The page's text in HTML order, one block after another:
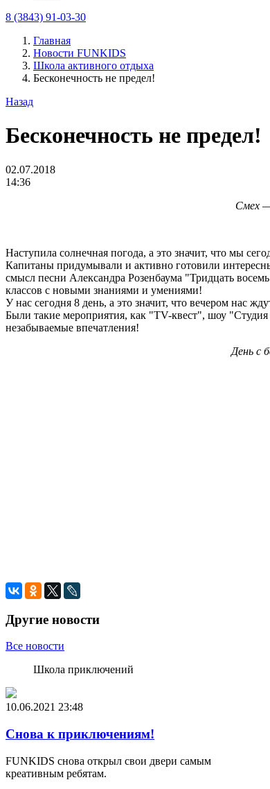
8 (3843) 91-03-30
Главная
Новости FUNKIDS
Школа активного отдыха
Бесконечность не предел!
Назад
Бесконечность не предел!
02.07.2018
14:36
Смех —
Наступила солнечная погода, а это значит, что мы
Капитаны придумывали и активно готовили
смысл песни Александра Розенбаума "Тридцать
классов с новыми знаниями и умениями!
У нас сегодня 8 день, а это значит, что вечером нас
Были такие мероприятия, как "TV-квест", шоу
незабываемые впечатления!
День с
Другие новости
Все новости
Школа приключений
10.06.2021 23:48
Снова к приключениям!
FUNKIDS снова открыл свои двери самым
креативным ребятам.